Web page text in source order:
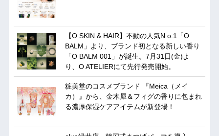
【O SKIN & HAIR】不動の人気N o.1「O
BALM」より、ブランド初となる新しい香り
「O BALM 001」が誕生。7月31日(金)よ
り、O ATELIERにて先行発売開始。
粧美堂のコスメブランド 『Meica（メイ
カ）』から、金木犀＆フィグの香りに包まれ
る濃厚保湿ケアアイテムが新登場！